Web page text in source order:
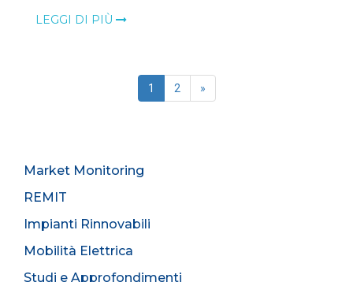
LEGGI DI PIÙ
1 2 »
Market Monitoring
REMIT
Impianti Rinnovabili
Mobilità Elettrica
Studi e Approfondimenti